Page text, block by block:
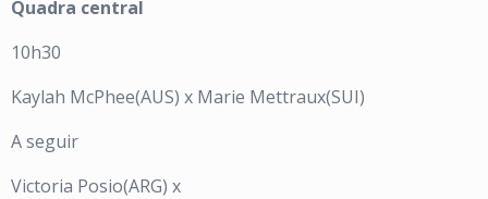
Quadra central
10h30
Kaylah McPhee(AUS) x Marie Mettraux(SUI)
A seguir
Victoria Posio(ARG) x